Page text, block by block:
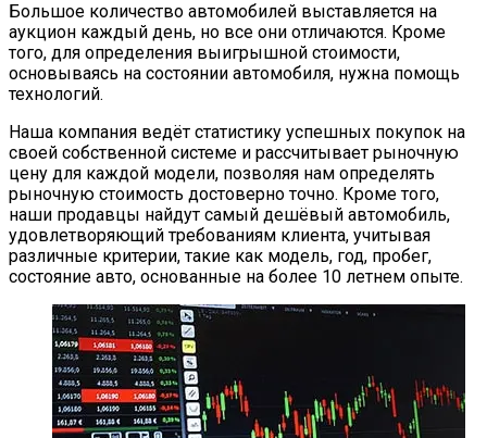
Большое количество автомобилей выставляется на
аукцион каждый день, но все они отличаются. Кроме
того, для определения выигрышной стоимости,
основываясь на состоянии автомобиля, нужна помощь
технологий.
Наша компания ведёт статистику успешных покупок на
своей собственной системе и рассчитывает рыночную
цену для каждой модели, позволяя нам определять
рыночную стоимость достоверно точно. Кроме того,
наши продавцы найдут самый дешёвый автомобиль,
удовлетворяющий требованиям клиента, учитывая
различные критерии, такие как модель, год, пробег,
состояние авто, основанные на более 10 летнем опыте.